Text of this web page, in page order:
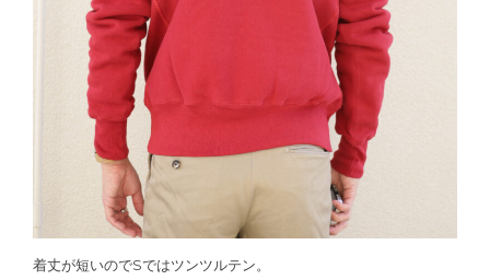
着丈が短いのでSではツンツルテン。